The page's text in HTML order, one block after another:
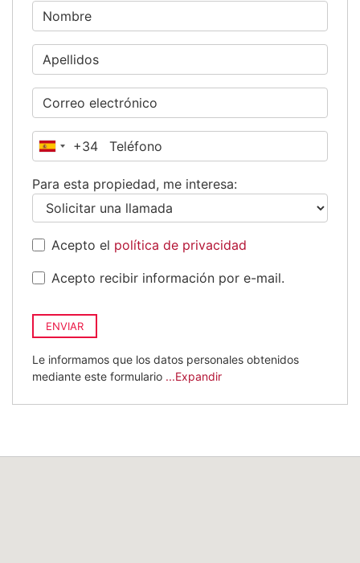
España
+34
Para esta propiedad, me interesa:
Acepto el política de privacidad
Acepto recibir información por e-mail.
ENVIAR
Le informamos que los datos personales obtenidos
mediante este formulario ...Expandir